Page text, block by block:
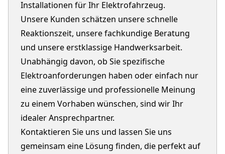
Installationen für Ihr Elektrofahrzeug.
Unsere Kunden schätzen unsere schnelle
Reaktionszeit, unsere fachkundige Beratung
und unsere erstklassige Handwerksarbeit.
Unabhängig davon, ob Sie spezifische
Elektroanforderungen haben oder einfach nur
eine zuverlässige und professionelle Meinung
zu einem Vorhaben wünschen, sind wir Ihr
idealer Ansprechpartner.
Kontaktieren Sie uns und lassen Sie uns
gemeinsam eine Lösung finden, die perfekt auf